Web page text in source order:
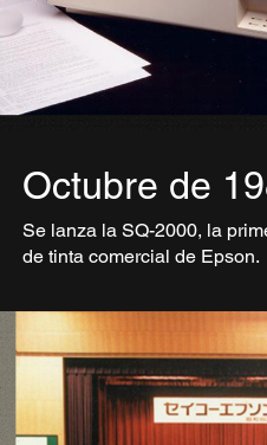
Octubre de
Se lanza la SQ-2000, la
de tinta comercial de Epson.